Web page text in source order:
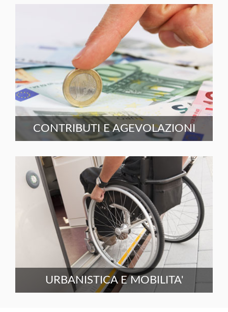
CONTRIBUTI E AGEVOLAZIONI
URBANISTICA E MOBILITA'